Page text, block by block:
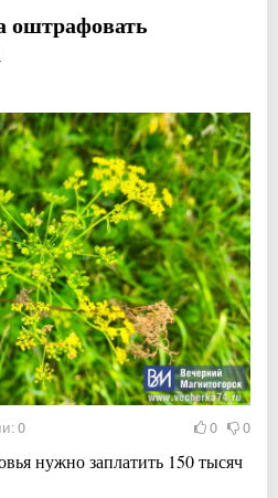
оштрафовать
0 0 0
нужно заплатить 150 тысяч